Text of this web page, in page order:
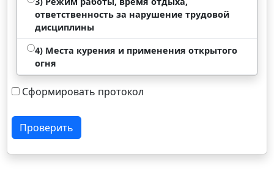
ответственность за нарушение трудовой
дисциплины
4) Места курения и применения открытого
огня
Сформировать протокол
Проверить